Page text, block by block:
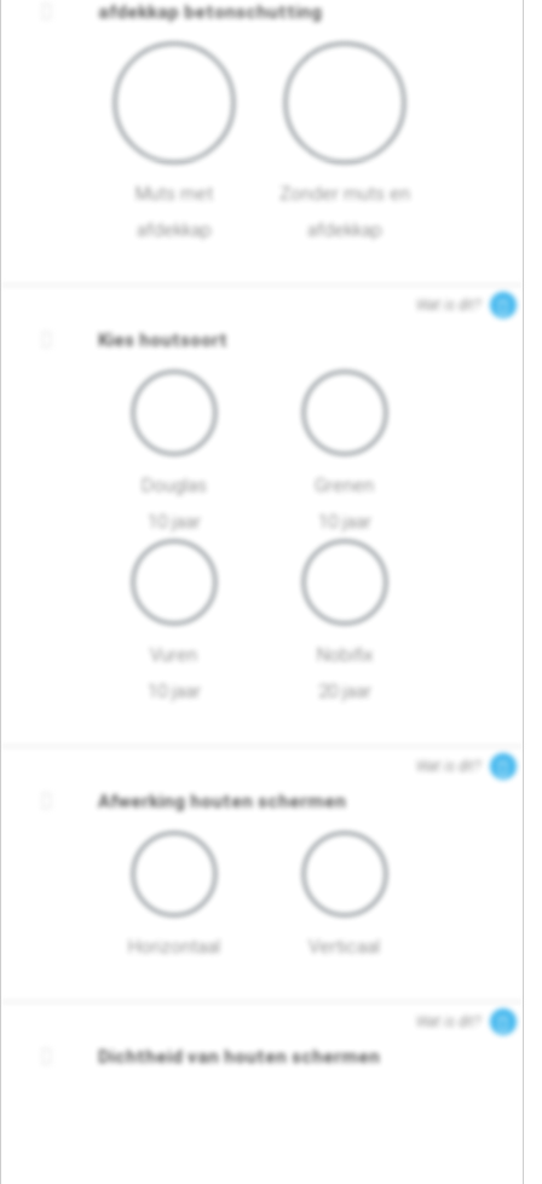
afdekkap betonschutting
Muts met
afdekkap
Zonder muts en
afdekkap
Wat is dit?
Kies houtsoort
Douglas
10 jaar
Grenen
10 jaar
Vuren
10 jaar
Nobifix
20 jaar
Wat is dit?
Afwerking houten schermen
Horizontaal Verticaal
Wat is dit?
Dichtheid van houten schermen